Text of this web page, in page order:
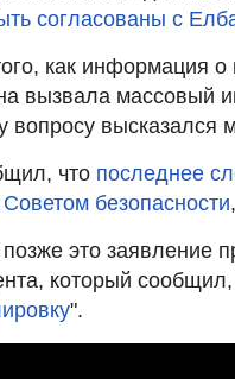
согласованы с
как информация о
вызвала массовый
вопросу высказался
что последнее
безопасности
это заявление
который
".